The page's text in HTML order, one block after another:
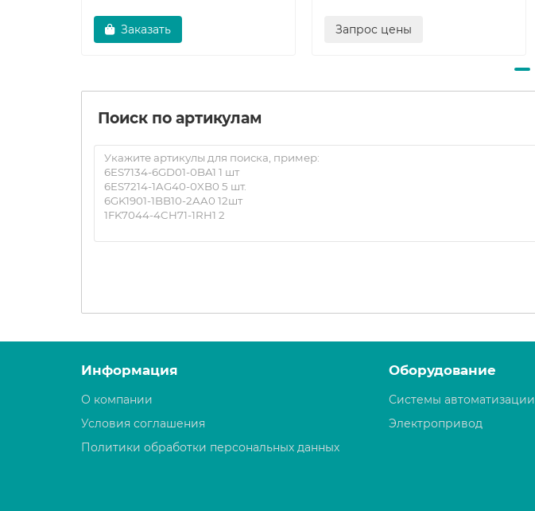
Заказать Запрос цены
Поиск по артикулам
Информация
О компании
Условия соглашения
Политики обработки персональных данных
Оборудование
Системы автоматизации
Электропривод